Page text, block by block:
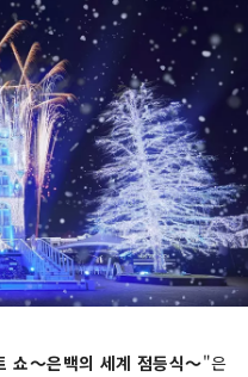
쇼～은백의 세계 점등식～"은